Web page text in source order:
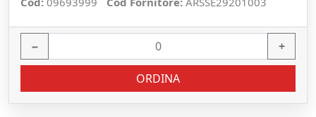
− +
ORDINA